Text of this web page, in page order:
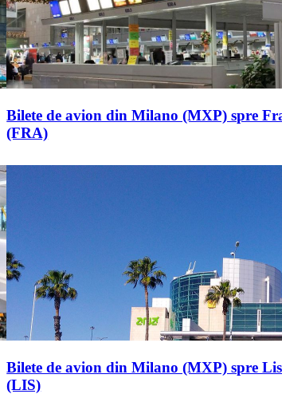
Bilete de avion din Milano (MXP) spre
(FRA)
Bilete de avion din Milano (MXP) spre
(LIS)